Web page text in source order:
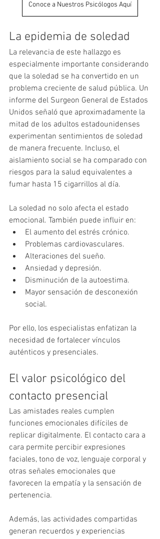
Conoce a Nuestros Psicólogos Aquí
La epidemia de soledad
La relevancia de este hallazgo es
especialmente importante considerando
que la soledad se ha convertido en un
problema creciente de salud pública. Un
informe del Surgeon General de Estados
Unidos señaló que aproximadamente la
mitad de los adultos estadounidenses
experimentan sentimientos de soledad
de manera frecuente. Incluso, el
aislamiento social se ha comparado con
riesgos para la salud equivalentes a
fumar hasta 15 cigarrillos al día.
La soledad no solo afecta el estado
emocional. También puede influir en:
El aumento del estrés crónico.
Problemas cardiovasculares.
Alteraciones del sueño.
Ansiedad y depresión.
Disminución de la autoestima.
Mayor sensación de desconexión
social.
Por ello, los especialistas enfatizan la
necesidad de fortalecer vínculos
auténticos y presenciales.
El valor psicológico del
contacto presencial
Las amistades reales cumplen
funciones emocionales difíciles de
replicar digitalmente. El contacto cara a
cara permite percibir expresiones
faciales, tono de voz, lenguaje corporal y
otras señales emocionales que
favorecen la empatía y la sensación de
pertenencia.
Además, las actividades compartidas
generan recuerdos y experiencias